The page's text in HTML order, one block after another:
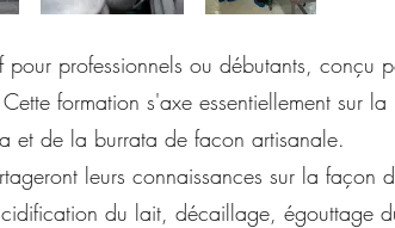
professionnels ou débutants, conçu
formation s'axe essentiellement sur la
et de la burrata de facon artisanale.
leurs connaissances sur la façon
du lait, décaillage, égouttage